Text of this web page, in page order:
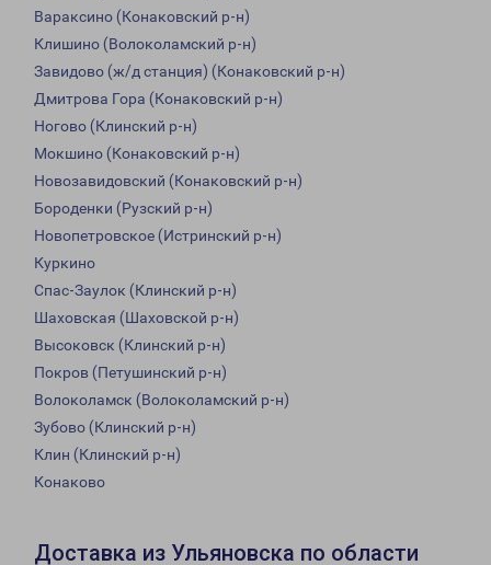
Вараксино (Конаковский р-н)
Клишино (Волоколамский р-н)
Завидово (ж/д станция) (Конаковский р-н)
Дмитрова Гора (Конаковский р-н)
Ногово (Клинский р-н)
Мокшино (Конаковский р-н)
Новозавидовский (Конаковский р-н)
Бороденки (Рузский р-н)
Новопетровское (Истринский р-н)
Куркино
Спас-Заулок (Клинский р-н)
Шаховская (Шаховской р-н)
Высоковск (Клинский р-н)
Покров (Петушинский р-н)
Волоколамск (Волоколамский р-н)
Зубово (Клинский р-н)
Клин (Клинский р-н)
Конаково
Доставка из Ульяновска по области